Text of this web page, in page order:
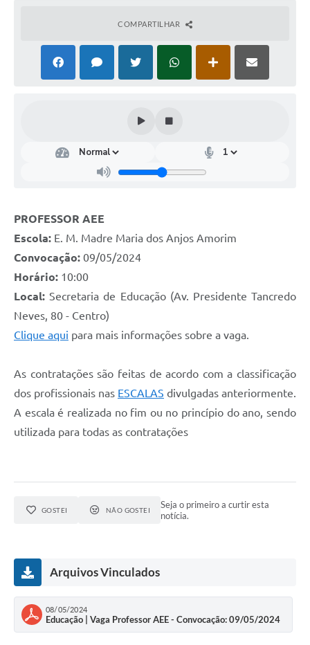
COMPARTILHAR
PROFESSOR AEE
Escola: E. M. Madre Maria dos Anjos Amorim
Convocação: 09/05/2024
Horário: 10:00
Local: Secretaria de Educação (Av. Presidente Tancredo
Neves, 80 - Centro)
Clique aqui para mais informações sobre a vaga.
As contratações são feitas de acordo com a classificação
dos profissionais nas ESCALAS divulgadas anteriormente.
A escala é realizada no fim ou no princípio do ano, sendo
utilizada para todas as contratações
GOSTEI NÃO GOSTEI
Seja o primeiro a curtir esta
notícia.
Arquivos Vinculados
08/05/2024
Educação | Vaga Professor AEE - Convocação: 09/05/2024